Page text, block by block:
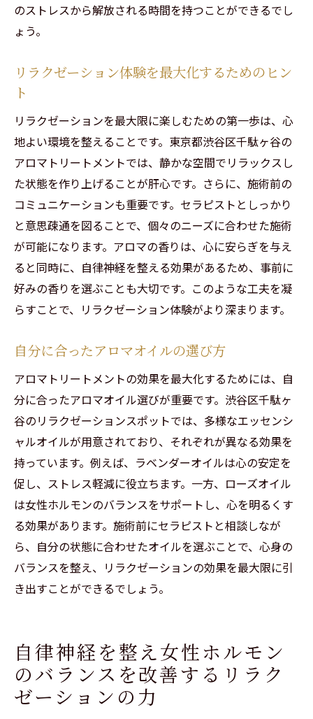
のストレスから解放される時間を持つことができるでし
ょう。
リラクゼーション体験を最大化するためのヒン
ト
リラクゼーションを最大限に楽しむための第一歩は、心
地よい環境を整えることです。東京都渋谷区千駄ヶ谷の
アロマトリートメントでは、静かな空間でリラックスし
た状態を作り上げることが肝心です。さらに、施術前の
コミュニケーションも重要です。セラピストとしっかり
と意思疎通を図ることで、個々のニーズに合わせた施術
が可能になります。アロマの香りは、心に安らぎを与え
ると同時に、自律神経を整える効果があるため、事前に
好みの香りを選ぶことも大切です。このような工夫を凝
らすことで、リラクゼーション体験がより深まります。
自分に合ったアロマオイルの選び方
アロマトリートメントの効果を最大化するためには、自
分に合ったアロマオイル選びが重要です。渋谷区千駄ヶ
谷のリラクゼーションスポットでは、多様なエッセンシ
ャルオイルが用意されており、それぞれが異なる効果を
持っています。例えば、ラベンダーオイルは心の安定を
促し、ストレス軽減に役立ちます。一方、ローズオイル
は女性ホルモンのバランスをサポートし、心を明るくす
る効果があります。施術前にセラピストと相談しなが
ら、自分の状態に合わせたオイルを選ぶことで、心身の
バランスを整え、リラクゼーションの効果を最大限に引
き出すことができるでしょう。
自律神経を整え女性ホルモン
のバランスを改善するリラク
ゼーションの力